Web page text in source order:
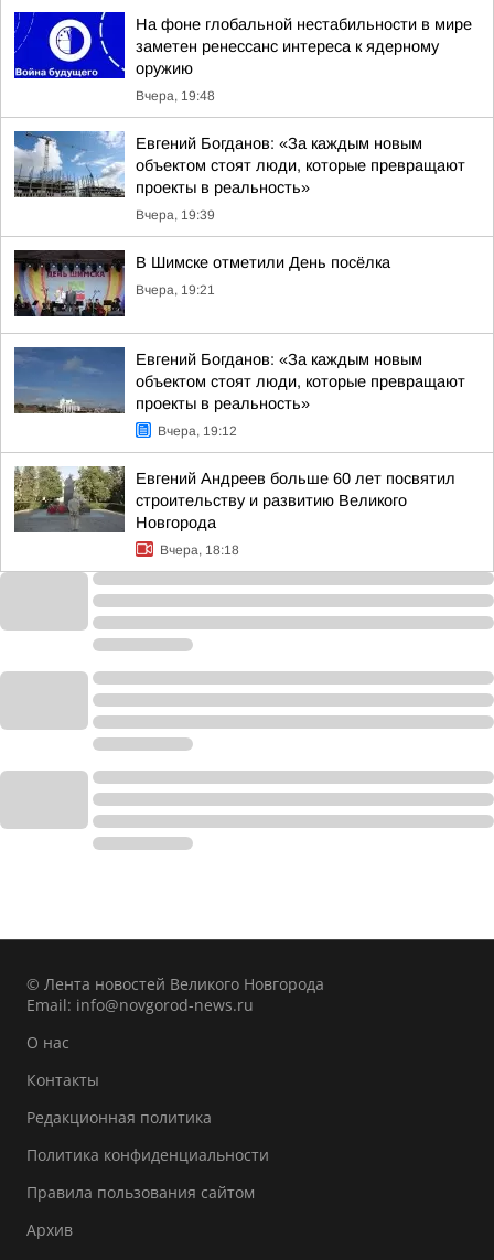
На фоне глобальной нестабильности в мире
заметен ренессанс интереса к ядерному
оружию
Вчера, 19:48
Евгений Богданов: «За каждым новым
объектом стоят люди, которые превращают
проекты в реальность»
Вчера, 19:39
В Шимске отметили День посёлка
Вчера, 19:21
Евгений Богданов: «За каждым новым
объектом стоят люди, которые превращают
проекты в реальность»
Вчера, 19:12
Евгений Андреев больше 60 лет посвятил
строительству и развитию Великого
Новгорода
Вчера, 18:18
© Лента новостей Великого Новгорода
Email: info@novgorod-news.ru
О нас
Контакты
Редакционная политика
Политика конфиденциальности
Правила пользования сайтом
Архив